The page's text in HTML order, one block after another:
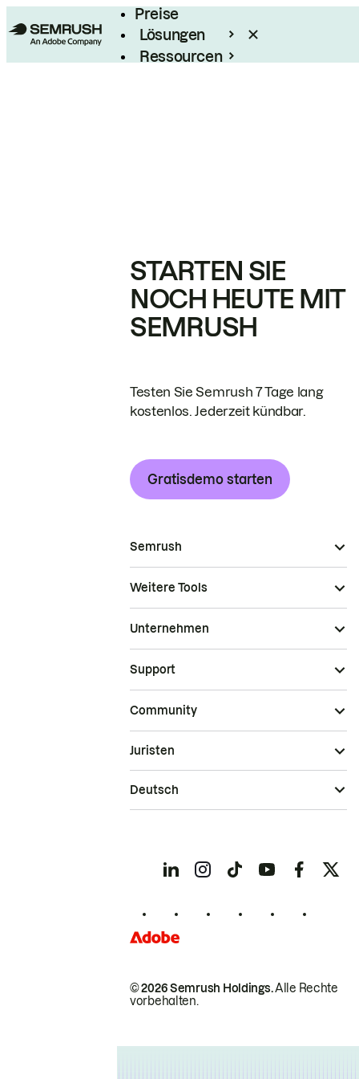
Preise
Lösungen
Ressourcen
STARTEN SIE
NOCH HEUTE MIT
SEMRUSH
Testen Sie Semrush 7 Tage lang
kostenlos. Jederzeit kündbar.
Gratisdemo starten
Semrush
Weitere Tools
Unternehmen
Support
Community
© 2026 Semrush Holdings.Alle Rechte
vorbehalten.
Juristen
Deutsch